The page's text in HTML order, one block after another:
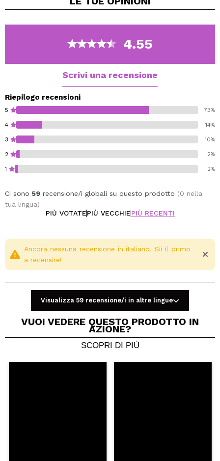
- Assicura liscio elesticidad pelle.
- Allevia l'irritazione della pelle come un risultato di, ad
esempio, prendere il sole, il rossore e l'acne.
- Ha un profumo energico e rinfrescante.
Test allergico e dermatologico.
4.55
Scrivi una recensione
Riepilogo recensioni
5 73%
4 14%
3 10%
2 2%
1 2%
Ci sono 59 recensione/i globali su questo prodotto (0 nella
tua lingua)
PIÙ VOTATEPIÙ VECCHIEPIÙ RECENTI
Condividi un video o una foto
Il tuo video potrebbe essere il primo. Immaginalo...
Ancora nessuna recensione in italiano. Sii il primo
a recensire!
Visualizza 59 recensione/i in altre lingue
VUOI VEDERE QUESTO PRODOTTO IN
AZIONE?
SCOPRI DI PIÙ